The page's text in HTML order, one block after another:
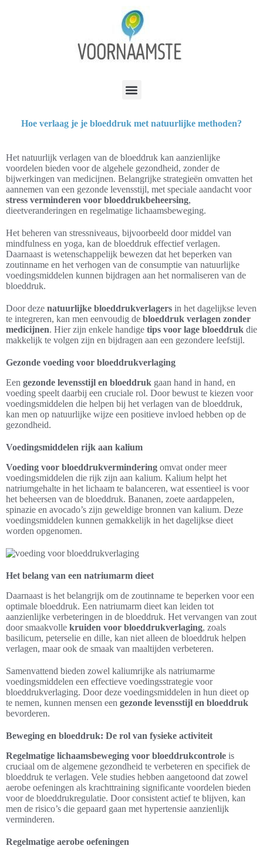
Hoe verlaag je je bloeddruk met natuurlijke methoden?
Het natuurlijk verlagen van de bloeddruk kan aanzienlijke
voordelen bieden voor de algehele gezondheid, zonder de
bijwerkingen van medicijnen. Belangrijke strategieën omvatten het
aannemen van een gezonde levensstijl, met speciale aandacht voor
stress verminderen voor bloeddrukbeheersing,
dieetveranderingen en regelmatige lichaamsbeweging.
Het beheren van stressniveaus, bijvoorbeeld door middel van
mindfulness en yoga, kan de bloeddruk effectief verlagen.
Daarnaast is wetenschappelijk bewezen dat het beperken van
zoutinname en het verhogen van de consumptie van natuurlijke
voedingsmiddelen kunnen bijdragen aan het normaliseren van de
bloeddruk.
Door deze natuurlijke bloeddrukverlagers in het dagelijkse leven
te integreren, kan men eenvoudig de bloeddruk verlagen zonder
medicijnen. Hier zijn enkele handige tips voor lage bloeddruk die
makkelijk te volgen zijn en bijdragen aan een gezondere leefstijl.
Gezonde voeding voor bloeddrukverlaging
Een gezonde levensstijl en bloeddruk gaan hand in hand, en
voeding speelt daarbij een cruciale rol. Door bewust te kiezen voor
voedingsmiddelen die helpen bij het verlagen van de bloeddruk,
kan men op natuurlijke wijze een positieve invloed hebben op de
gezondheid.
Voedingsmiddelen rijk aan kalium
Voeding voor bloeddrukvermindering omvat onder meer
voedingsmiddelen die rijk zijn aan kalium. Kalium helpt het
natriumgehalte in het lichaam te balanceren, wat essentieel is voor
het beheersen van de bloeddruk. Bananen, zoete aardappelen,
spinazie en avocado’s zijn geweldige bronnen van kalium. Deze
voedingsmiddelen kunnen gemakkelijk in het dagelijkse dieet
worden opgenomen.
Het belang van een natriumarm dieet
Daarnaast is het belangrijk om de zoutinname te beperken voor een
optimale bloeddruk. Een natriumarm dieet kan leiden tot
aanzienlijke verbeteringen in de bloeddruk. Het vervangen van zout
door smaakvolle kruiden voor bloeddrukverlaging, zoals
basilicum, peterselie en dille, kan niet alleen de bloeddruk helpen
verlagen, maar ook de smaak van maaltijden verbeteren.
Samenvattend bieden zowel kaliumrijke als natriumarme
voedingsmiddelen een effectieve voedingsstrategie voor
bloeddrukverlaging. Door deze voedingsmiddelen in hun dieet op
te nemen, kunnen mensen een gezonde levensstijl en bloeddruk
bevorderen.
Beweging en bloeddruk: De rol van fysieke activiteit
Regelmatige lichaamsbeweging voor bloeddrukcontrole is
cruciaal om de algemene gezondheid te verbeteren en specifiek de
bloeddruk te verlagen. Vele studies hebben aangetoond dat zowel
aerobe oefeningen als krachttraining significante voordelen bieden
voor de bloeddrukregulatie. Door consistent actief te blijven, kan
men de risico’s die gepaard gaan met hypertensie aanzienlijk
verminderen.
Regelmatige aerobe oefeningen